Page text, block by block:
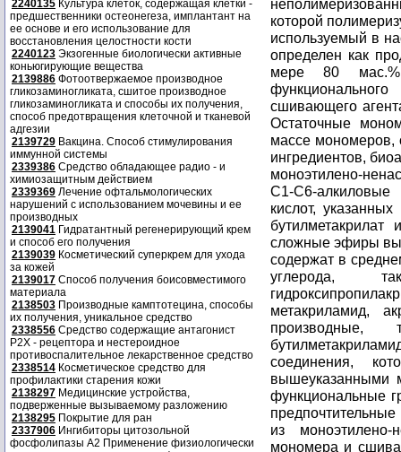
2240135 Культура клеток, содержащая клетки -
предшественники остеонегеза, имплантант на
ее основе и его использование для
восстановления целостности кости
2240123 Экзогенные биологически активные
коньюгирующие вещества
2139886 Фотоотвержаемое производное
гликозаминогликата, сшитое производное
гликозаминогликата и способы их получения,
способ предотвращения клеточной и тканевой
адгезии
2139729 Вакцина. Способ стимулирования
иммунной системы
2339386 Средство обладающее радио - и
химиозащитным действием
2339369 Лечение офтальмологических
нарушений с использованием мочевины и ее
производных
2139041 Гидратантный регенерирующий крем
и способ его получения
2139039 Косметический суперкрем для ухода
за кожей
2139017 Способ получения боисовместимого
материала
2138503 Производные камптотецина, способы
их получения, уникальное средство
2338556 Средство содержащие антагонист
Р2Х - рецептора и нестероидное
противоспалительное лекарственное средство
2338514 Косметическое средство для
профилактики старения кожи
2138297 Медицинские устройства,
подверженные вызываемому разложению
2138295 Покрытие для ран
2337906 Ингибиторы цитозольной
фосфолипазы А2 Применение физиологически
которой
используемый в
определен как
мере 80 мас.%
сшивающего
Остаточные
массе мономеров,
ингредиентов,
моноэтилено-
C1-C6-
кислот,
бутилметакрилат
сложные эфиры
содержат в
углерода,
метакриламид,
производные,
соединения,
вышеуказанными
функциональные
из моноэтилено-
мономера и